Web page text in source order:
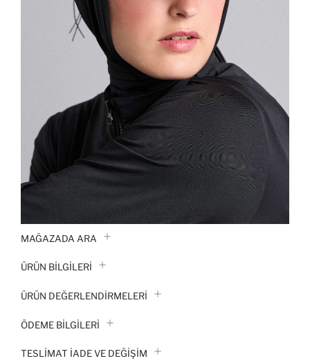
MAĞAZADA ARA
ÜRÜN BILGILERI
ÜRÜN DEĞERLENDİRMELERİ
ÖDEME BİLGİLERİ
TESLIMAT İADE VE DEĞIŞIM